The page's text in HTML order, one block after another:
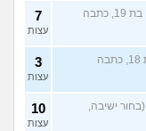
(אנונימי, בת 19, כתבה
7
עצות
(אנונימית, בת 18, כתבה
3
עצות
(בחור ישיבה,
10
עצות